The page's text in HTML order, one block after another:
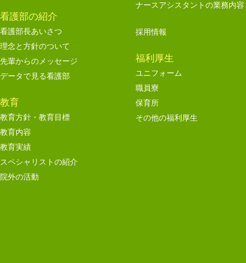
看護部の紹介
看護部長あいさつ
理念と方針のついて
先輩からのメッセージ
データで見る看護部
教育
教育方針・教育目標
教育内容
教育実績
スペシャリストの紹介
院外の活動
ナースアシスタントの業務内容
採用情報
福利厚生
ユニフォーム
職員寮
保育所
その他の福利厚生